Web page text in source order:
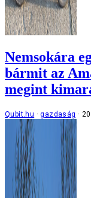
Nemsokára
bármit az
megint
Qubit.hu gazdaság